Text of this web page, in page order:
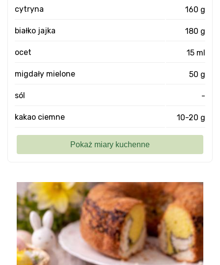
cytryna 160 g
białko jajka 180 g
ocet 15 ml
migdały mielone 50 g
sól -
kakao ciemne 10-20 g